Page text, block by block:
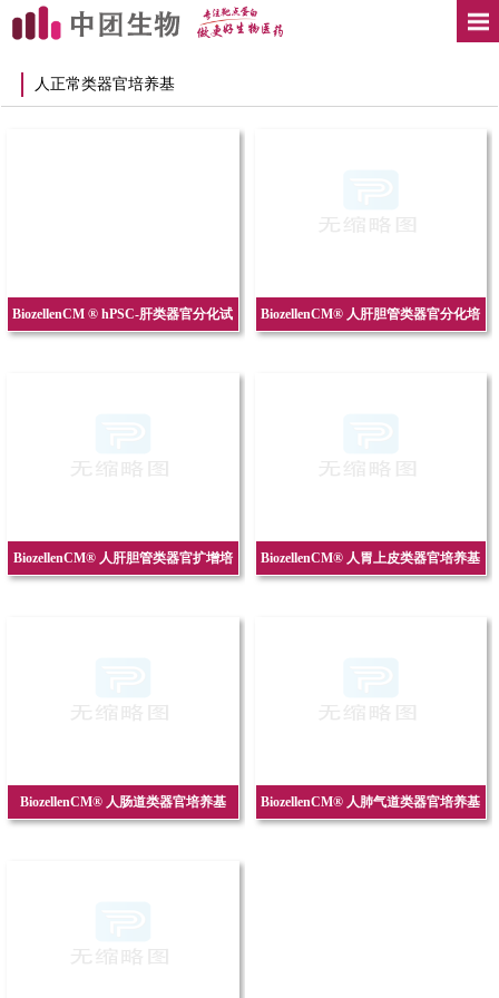
人正常类器官培养基
BiozellenCM ® hPSC-肝类器官分化试 BiozellenCM® 人肝胆管类器官分化培
BiozellenCM® 人肝胆管类器官扩增培 BiozellenCM® 人胃上皮类器官培养基
BiozellenCM® 人肠道类器官培养基 BiozellenCM® 人肺气道类器官培养基